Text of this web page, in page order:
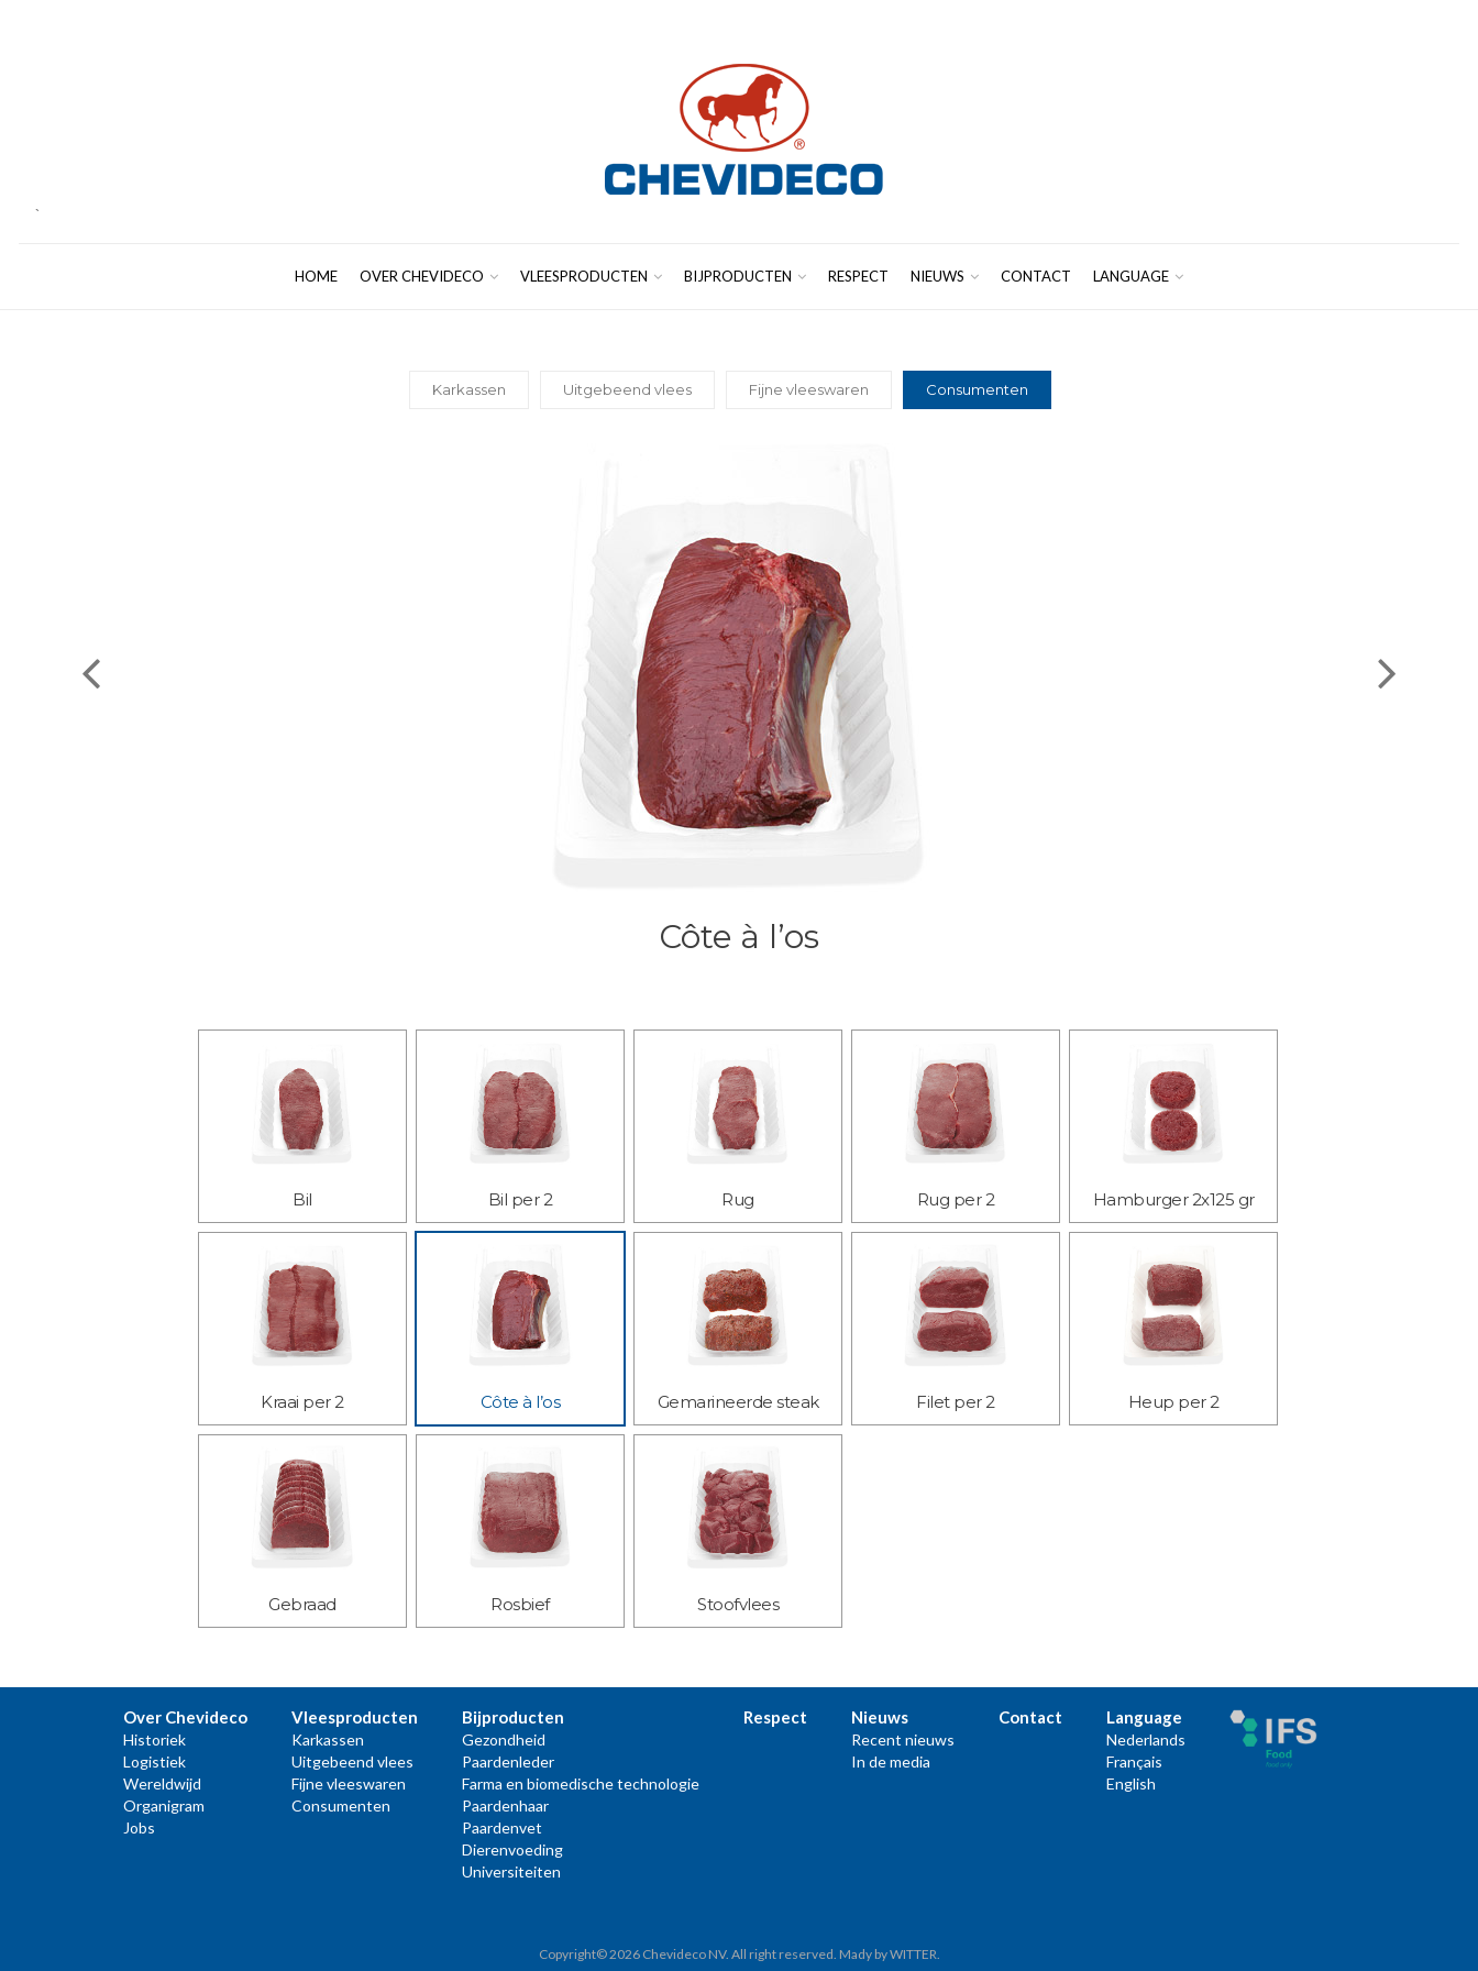
`
HOME OVER CHEVIDECO VLEESPRODUCTEN BIJPRODUCTEN RESPECT NIEUWS CONTACT LANGUAGE
Karkassen Uitgebeend vlees Fijne vleeswaren Consumenten
Côte à l’os
Bil Bil per 2 Rug Rug per 2 Hamburger 2x125 gr
Kraai per 2 Côte à l’os Gemarineerde steak Filet per 2 Heup per 2
Gebraad Rosbief Stoofvlees
Over Chevideco
Historiek
Logistiek
Wereldwijd
Organigram
Jobs
Vleesproducten
Karkassen
Uitgebeend vlees
Fijne vleeswaren
Consumenten
Bijproducten
Gezondheid
Paardenleder
Farma en biomedische technologie
Paardenhaar
Paardenvet
Dierenvoeding
Universiteiten
Respect Nieuws
Recent nieuws
In de media
Contact Language
Nederlands
Français
English
Copyright© 2026 Chevideco NV. All right reserved. Mady byWITTER